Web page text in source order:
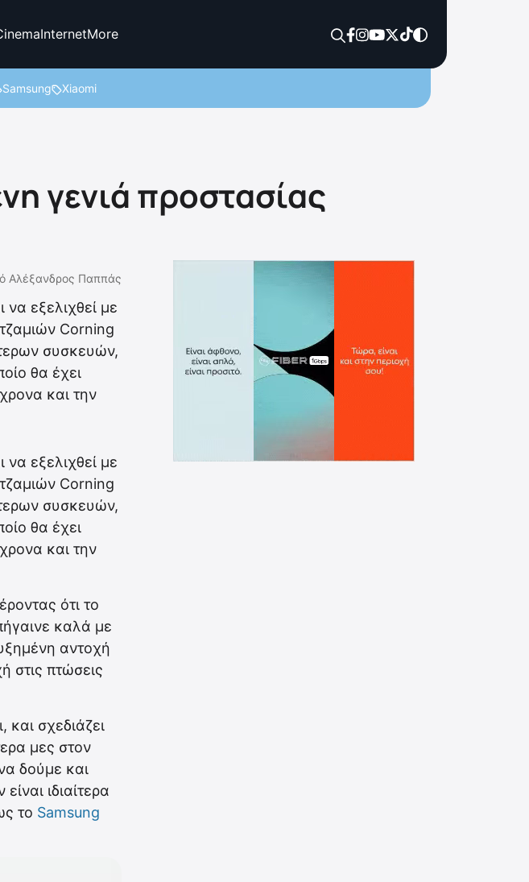
InternetMore
Samsung Xiaomi
γενιά προστασίας
Αλέξανδρος Παππάς
εξελιχθεί με
Corning
συσκευών,
θα έχει
και την
εξελιχθεί με
Corning
συσκευών,
θα έχει
και την
ότι το
καλά με
αντοχή
στις πτώσεις
και σχεδιάζει
μες στον
δούμε και
ιδιαίτερα
το Samsung